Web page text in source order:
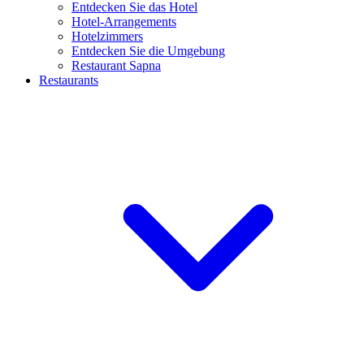
Entdecken Sie das Hotel
Hotel-Arrangements
Hotelzimmers
Entdecken Sie die Umgebung
Restaurant Sapna
Restaurants